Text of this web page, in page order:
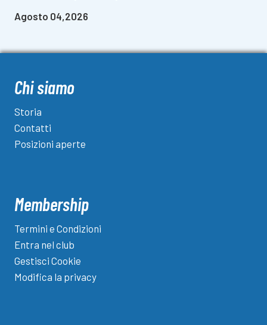
Agosto 04,2026
Chi siamo
Storia
Contatti
Posizioni aperte
Membership
Termini e Condizioni
Entra nel club
Gestisci Cookie
Modifica la privacy